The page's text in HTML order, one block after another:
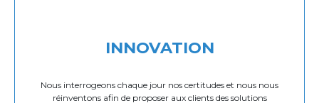
INNOVATION
Nous interrogeons chaque jour nos certitudes et nous nous
réinventons afin de proposer aux clients des solutions